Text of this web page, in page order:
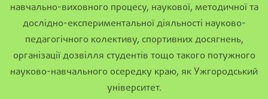
навчально-виховного процесу, наукової, методичної та
дослідно-експериментальної діяльності науково-
педагогічного колективу, спортивних досягнень,
організації дозвілля студентів тощо такого потужного
науково-навчального осередку краю, як Ужгородський
університет.